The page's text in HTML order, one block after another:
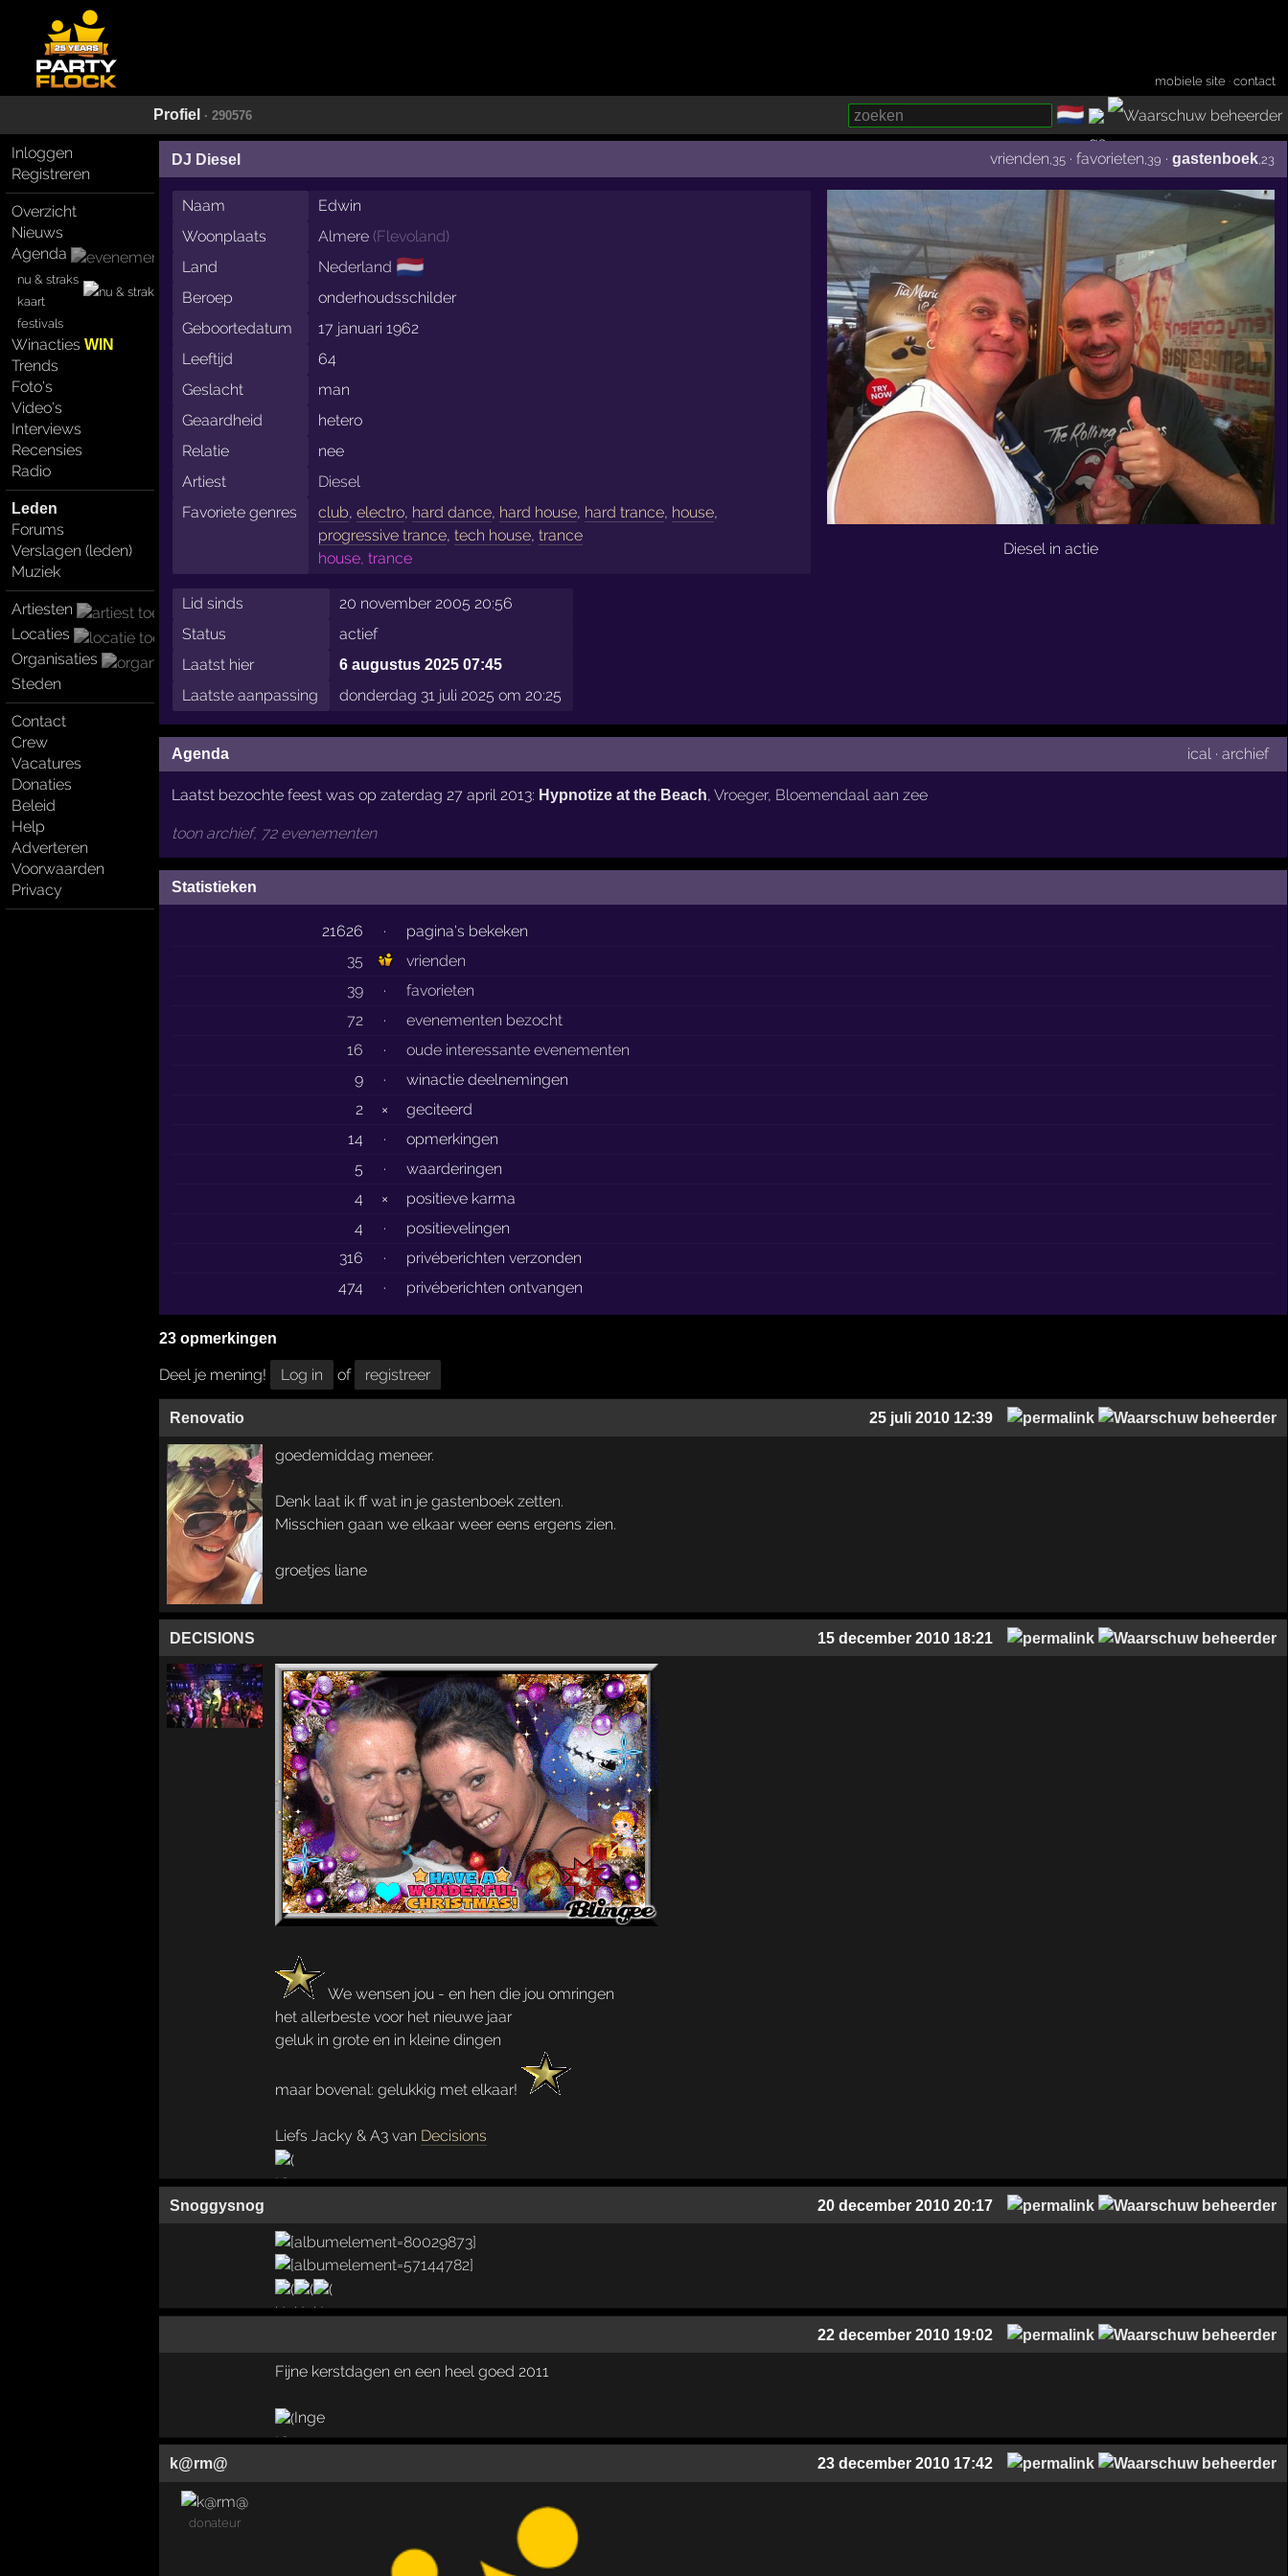
mobiele site ·contact
Profiel · 290576 🇳🇱
Inloggen
Registreren
Overzicht
Nieuws
Agenda
nu & straks
kaart
festivals
WinactiesWIN
Trends
Foto's
Video's
Interviews
Recensies
Radio
Leden
Forums
Verslagen (leden)
Muziek
Artiesten
Locaties
Organisaties
Steden
Contact
Crew
Vacatures
Donaties
Beleid
Help
Adverteren
Voorwaarden
Privacy
DJ Diesel vrienden ,35 ·favorieten ,39 ·gastenboek,23
Diesel in actie
Naam
Edwin
Woonplaats
Almere (Flevoland)
Land
Nederland 🇳🇱
Beroep
onderhoudsschilder
Geboortedatum
17 januari 1962
Leeftijd
64
Geslacht
man
Geaardheid
hetero
Relatie
nee
Artiest
Diesel
Favoriete genres
club,electro, hard dance, hard house, hard trance, house,
progressive trance,tech house,trance
house, trance
Lid sinds
20 november 2005 20:56
Status
actief
Laatst hier
6 augustus 2025 07:45
Laatste aanpassing donderdag 31 juli 2025 om 20:25
Agenda ical· archief
Laatst bezochte feest was op zaterdag 27 april 2013: Hypnotize at the Beach, Vroeger, Bloemendaal aan zee
toon archief, 72 evenementen
Statistieken
21626 ·
pagina's bekeken
35
vrienden
39
·
favorieten
72
·
evenementen bezocht
16
·
oude interessante evenementen
9
·
winactie deelnemingen
2
×
geciteerd
14
·
opmerkingen
5
·
waarderingen
4
×
positieve karma
4
·
positievelingen
316
·
privéberichten verzonden
474
· privéberichten ontvangen
23 opmerkingen
Deel je mening! Log in of registreer
Renovatio 25 juli 2010 12:39
goedemiddag meneer.
Denk laat ik ff wat in je gastenboek zetten.
Misschien gaan we elkaar weer eens ergens zien.
groetjes liane
DECISIONS 15 december 2010 18:21
We wensen jou - en hen die jou omringen
het allerbeste voor het nieuwe jaar
geluk in grote en in kleine dingen
maar bovenal: gelukkig met elkaar!
Liefs Jacky & A3 van Decisions
Snoggysnog 20 december 2010 20:17
22 december 2010 19:02
Fijne kerstdagen en een heel goed 2011
Inge
k@rm@ 23 december 2010 17:42
donateur